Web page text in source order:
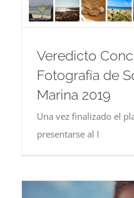
Veredicto
Fotografía de
Marina 2019
Una vez finalizado el
presentarse al I